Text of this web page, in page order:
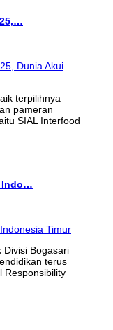
terpilihnya
pameran
SIAL Interfood
Indo…
Divisi Bogasari
terus
Responsibility